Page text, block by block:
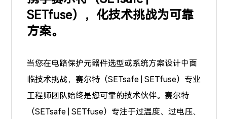
SETfuse），化技术挑战为可靠
方案。
当您在电路保护元器件选型或系统方案设计中面
临技术挑战，赛尔特（SETsafe | SETfuse）专业
工程师团队始终是您可靠的技术伙伴。赛尔特
（SETsafe | SETfuse）专注于过温度、过电压、